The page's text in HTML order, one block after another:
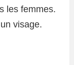
les femmes.
visage.